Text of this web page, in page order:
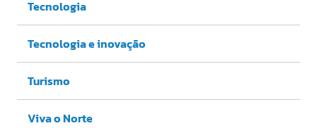
Tecnologia
Tecnologia e inovação
Turismo
Viva o Norte